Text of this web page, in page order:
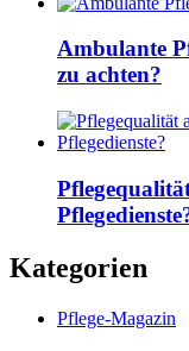
Ambulante
zu achten?
Kategorien
Pflege-Magazin